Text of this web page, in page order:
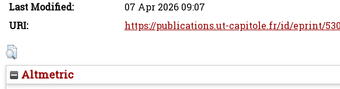
Last Modified:
07 Apr 2026 09:07
URI:
https://publications.ut-capitole.fr/id/eprint/
Altmetric